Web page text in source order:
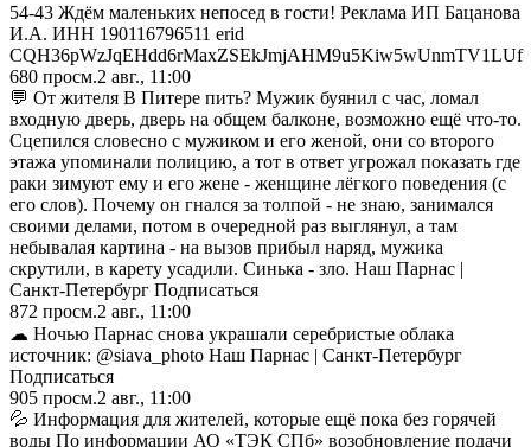
54-43 Ждём маленьких непосед в гости! Реклама ИП Бацанова
И.А. ИНН 190116796511 erid
CQH36pWzJqEHdd6rMaxZSEkJmjAHM9u5Kiw5wUnmTV1LUf
680 просм.2 авг., 11:00
💬 От жителя В Питере пить? Мужик буянил с час, ломал
входную дверь, дверь на общем балконе, возможно ещё что-то.
Сцепился словесно с мужиком и его женой, они со второго
этажа упоминали полицию, а тот в ответ угрожал показать где
раки зимуют ему и его жене - женщине лёгкого поведения (с
его слов). Почему он гнался за толпой - не знаю, занимался
своими делами, потом в очередной раз выглянул, а там
небывалая картина - на вызов прибыл наряд, мужика
скрутили, в карету усадили. Синька - зло. Наш Парнас |
Санкт-Петербург Подписаться
872 просм.2 авг., 11:00
☁ Ночью Парнас снова украшали серебристые облака
источник: @siava_photo Наш Парнас | Санкт-Петербург
Подписаться
905 просм.2 авг., 11:00
💦 Информация для жителей, которые ещё пока без горячей
воды По информации АО «ТЭК СПб» возобновление подачи